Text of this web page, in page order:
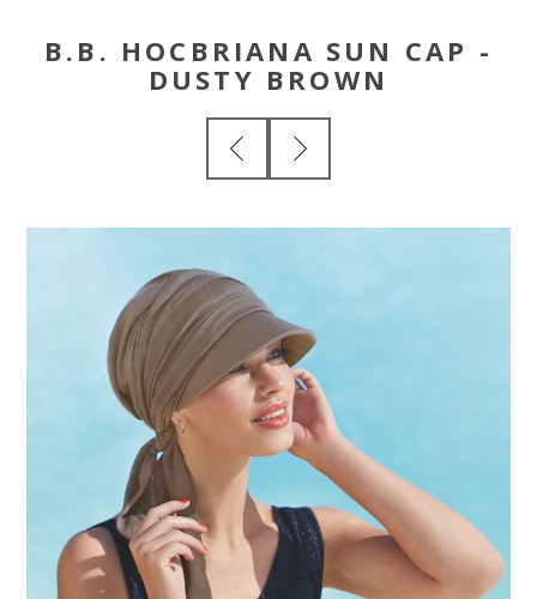
B.B. HOCBRIANA SUN CAP -
DUSTY BROWN